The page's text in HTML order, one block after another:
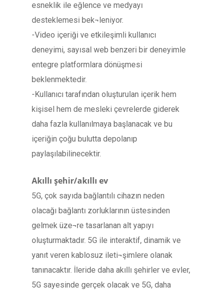
esneklik ile eğlence ve medyayı
desteklemesi bek¬leniyor.
-Video içeriği ve etkileşimli kullanıcı
deneyimi, sayısal web benzeri bir deneyimle
entegre platformlara dönüşmesi
beklenmektedir.
-Kullanıcı tarafından oluşturulan içerik hem
kişisel hem de mesleki çevrelerde giderek
daha fazla kullanılmaya başlanacak ve bu
içeriğin çoğu bulutta depolanıp
paylaşılabilinecektir.
Akıllı şehir/akıllı ev
5G, çok sayıda bağlantılı cihazın neden
olacağı bağlantı zorluklarının üstesinden
gelmek üze¬re tasarlanan alt yapıyı
oluşturmaktadır. 5G ile interaktif, dinamik ve
yanıt veren kablosuz ileti¬şimlere olanak
tanınacaktır. İleride daha akıllı şehirler ve evler,
5G sayesinde gerçek olacak ve 5G, daha